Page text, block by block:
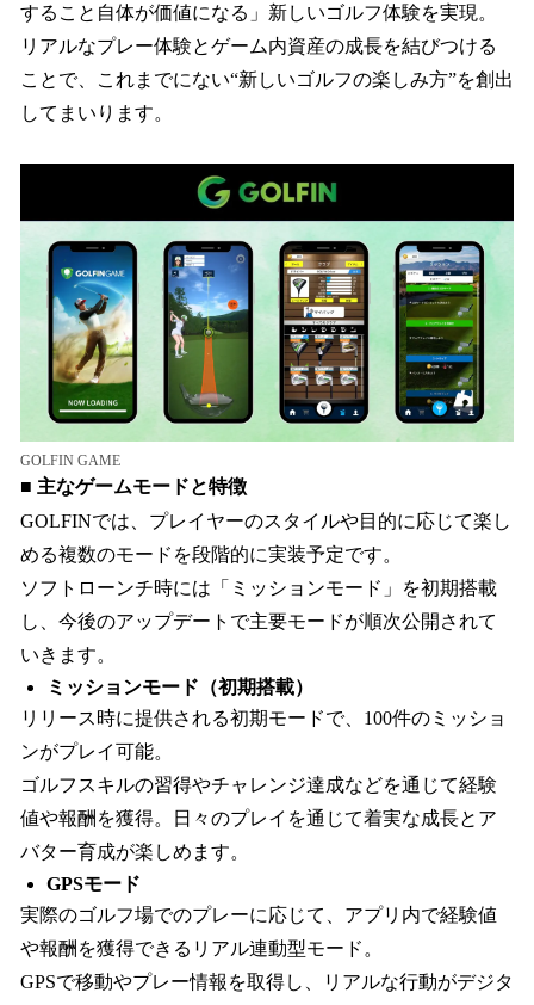
すること自体が価値になる」新しいゴルフ体験を実現。
リアルなプレー体験とゲーム内資産の成長を結びつける
ことで、これまでにない“新しいゴルフの楽しみ方”を創出
してまいります。
GOLFIN GAME
■ 主なゲームモードと特徴
GOLFINでは、プレイヤーのスタイルや目的に応じて楽し
める複数のモードを段階的に実装予定です。
ソフトローンチ時には「ミッションモード」を初期搭載
し、今後のアップデートで主要モードが順次公開されて
いきます。
ミッションモード（初期搭載）
リリース時に提供される初期モードで、100件のミッショ
ンがプレイ可能。
ゴルフスキルの習得やチャレンジ達成などを通じて経験
値や報酬を獲得。日々のプレイを通じて着実な成長とア
バター育成が楽しめます。
GPSモード
実際のゴルフ場でのプレーに応じて、アプリ内で経験値
や報酬を獲得できるリアル連動型モード。
GPSで移動やプレー情報を取得し、リアルな行動がデジタ